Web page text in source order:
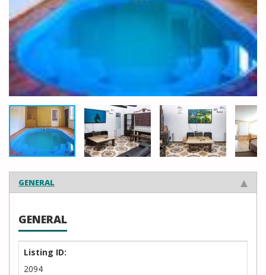
GENERAL
GENERAL
Listing ID:
2094